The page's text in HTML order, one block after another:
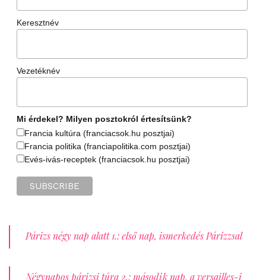
Keresztnév
Vezetéknév
Mi érdekel? Milyen posztokról értesítsünk?
Francia kultúra (franciacsok.hu posztjai)
Francia politika (franciapolitika.com posztjai)
Evés-ivás-receptek (franciacsok.hu posztjai)
Párizs négy nap alatt 1.: első nap, ismerkedés Párizzsal
Négynapos párizsi túra 2.: második nap, a versailles-i